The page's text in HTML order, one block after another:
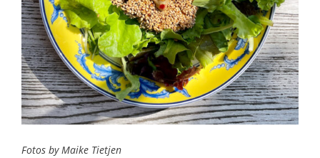
Fotos by Maike Tietjen